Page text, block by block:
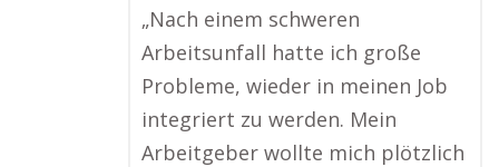
„Nach einem schweren
Arbeitsunfall hatte ich große
Probleme, wieder in meinen Job
integriert zu werden. Mein
Arbeitgeber wollte mich plötzlich